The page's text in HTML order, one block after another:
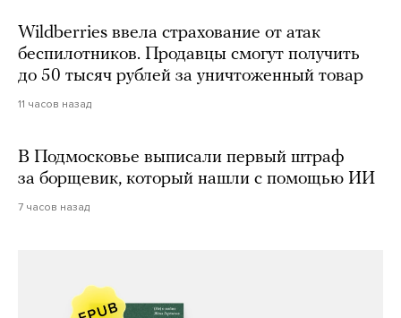
Wildberries ввела страхование от атак
беспилотников. Продавцы смогут получить
до 50 тысяч рублей за уничтоженный товар
11 часов назад
В Подмосковье выписали первый штраф
за борщевик, который нашли с помощью ИИ
7 часов назад